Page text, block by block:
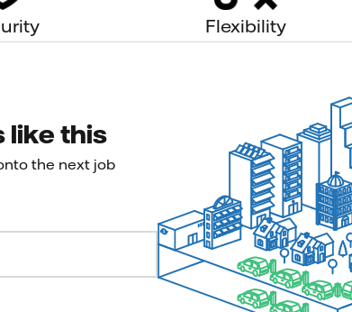
Flexibility
like this
the next job